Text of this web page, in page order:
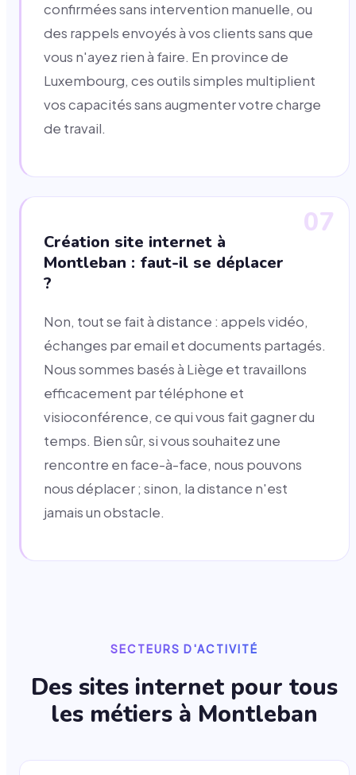
confirmées sans intervention manuelle, ou
des rappels envoyés à vos clients sans que
vous n'ayez rien à faire. En province de
Luxembourg, ces outils simples multiplient
vos capacités sans augmenter votre charge
de travail.
07
Création site internet à
Montleban : faut-il se déplacer
?
Non, tout se fait à distance : appels vidéo,
échanges par email et documents partagés.
Nous sommes basés à Liège et travaillons
efficacement par téléphone et
visioconférence, ce qui vous fait gagner du
temps. Bien sûr, si vous souhaitez une
rencontre en face-à-face, nous pouvons
nous déplacer ; sinon, la distance n'est
jamais un obstacle.
SECTEURS D'ACTIVITÉ
Des sites internet pour tous
les métiers à Montleban